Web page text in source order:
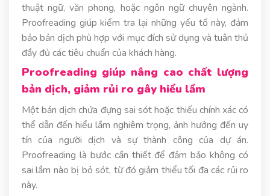
thuật ngữ, văn phong, hoặc ngôn ngữ chuyên ngành.
Proofreading giúp kiểm tra lại những yếu tố này, đảm
bảo bản dịch phù hợp với mục đích sử dụng và tuân thủ
đầy đủ các tiêu chuẩn của khách hàng.
Proofreading giúp nâng cao chất lượng
bản dịch, giảm rủi ro gây hiểu lầm
Một bản dịch chứa đựng sai sót hoặc thiếu chính xác có
thể dẫn đến hiểu lầm nghiêm trọng, ảnh hưởng đến uy
tín của người dịch và sự thành công của dự án.
Proofreading là bước cần thiết để đảm bảo không có
sai lầm nào bị bỏ sót, từ đó giảm thiểu tối đa các rủi ro
này.